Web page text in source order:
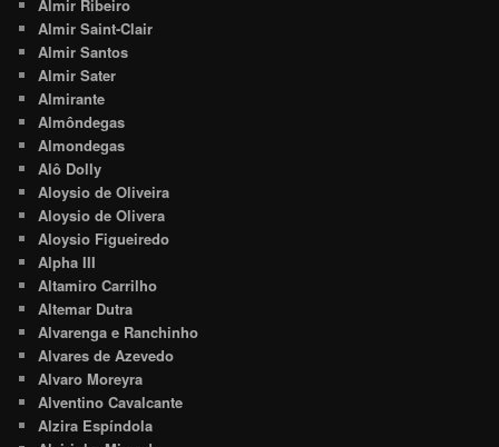
Almir Ribeiro
Almir Saint-Clair
Almir Santos
Almir Sater
Almirante
Almôndegas
Almondegas
Alô Dolly
Aloysio de Oliveira
Aloysio de Olivera
Aloysio Figueiredo
Alpha III
Altamiro Carrilho
Altemar Dutra
Alvarenga e Ranchinho
Alvares de Azevedo
Alvaro Moreyra
Alventino Cavalcante
Alzira Espíndola